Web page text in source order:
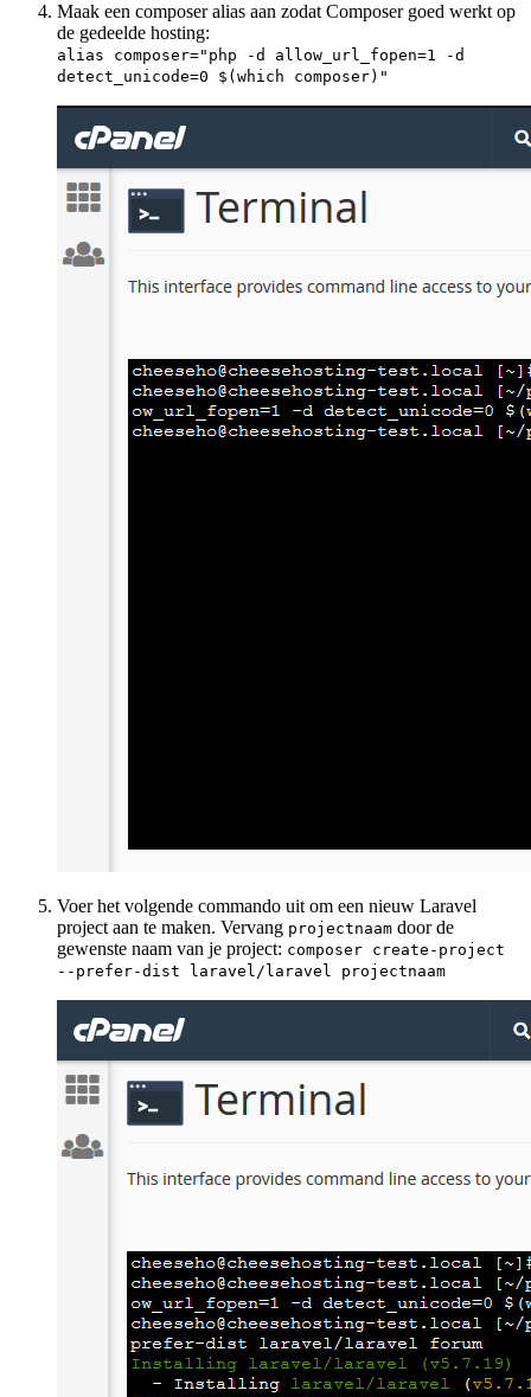
Maak een composer alias aan zodat Composer goed werkt op
de gedeelde hosting:
alias composer="php -d allow_url_fopen=1 -d
detect_unicode=0 $(which composer)"
Voer het volgende commando uit om een nieuw Laravel
project aan te maken. Vervang projectnaam door de
gewenste naam van je project: composer create-project
--prefer-dist laravel/laravel projectnaam